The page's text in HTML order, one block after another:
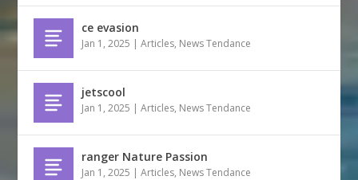
ce evasion
Jan 1, 2025 |Articles, News Tendance
jetscool
Jan 1, 2025 |Articles, News Tendance
ranger Nature Passion
Jan 1, 2025 |Articles, News Tendance